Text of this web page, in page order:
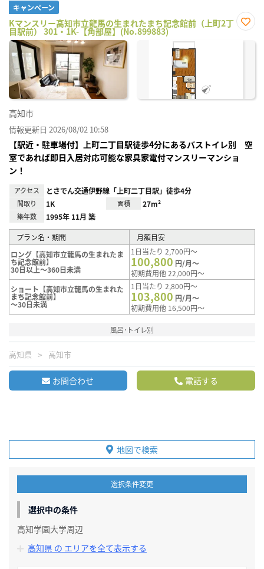
キャンペーン
Kマンスリー高知市立龍馬の生まれたまち記念館前（上町2丁
目駅前） 301・1K-【角部屋】(No.899883)
に入
高知市
情報更新日 2026/08/02 10:58
【駅近・駐車場付】上町二丁目駅徒歩4分にあるバストイレ別 空
室であれば即日入居対応可能な家具家電付マンスリーマンショ
ン！
アクセス とさでん交通伊野線「上町二丁目駅」徒歩4分
間取り 1K 面積 27m²
築年数 1995年 11月 築
プラン名・期間
月額目安
ロング【高知市立龍馬の生まれたま
ち記念館前】
30日以上～360日未満
1日当たり 2,700円～
100,800 円/月～
初期費用他 22,000円～
ショート【高知市立龍馬の生まれた
まち記念館前】
～30日未満
1日当たり 2,800円～
103,800 円/月～
初期費用他 16,500円～
風呂･トイレ別
高知県 高知市
お問合わせ 電話する
地図で検索
選択条件変更
選択中の条件
高知学園大学周辺
高知県 の エリアを全て表示する